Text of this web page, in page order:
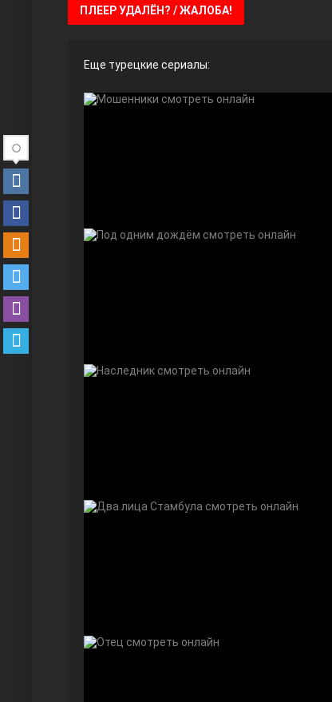
Ты назови
Запретный плод
ПЛЕЕР УДАЛЁН? / ЖАЛОБА!
Еще турецкие сериалы: